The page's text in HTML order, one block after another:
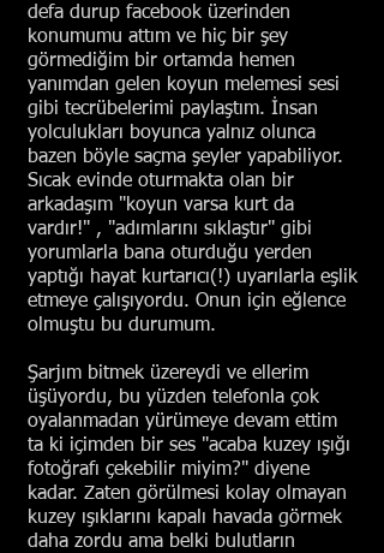
defa durup facebook üzerinden
konumumu attım ve hiç bir şey
görmediğim bir ortamda hemen
yanımdan gelen koyun melemesi sesi
gibi tecrübelerimi paylaştım. İnsan
yolculukları boyunca yalnız olunca
bazen böyle saçma şeyler yapabiliyor.
Sıcak evinde oturmakta olan bir
arkadaşım "koyun varsa kurt da
vardır!" , "adımlarını sıklaştır" gibi
yorumlarla bana oturduğu yerden
yaptığı hayat kurtarıcı(!) uyarılarla eşlik
etmeye çalışıyordu. Onun için eğlence
olmuştu bu durumum.
Şarjım bitmek üzereydi ve ellerim
üşüyordu, bu yüzden telefonla çok
oyalanmadan yürümeye devam ettim
ta ki içimden bir ses "acaba kuzey ışığı
fotoğrafı çekebilir miyim?" diyene
kadar. Zaten görülmesi kolay olmayan
kuzey ışıklarını kapalı havada görmek
daha zordu ama belki bulutların